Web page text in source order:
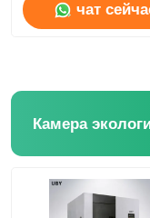
чат
Камера